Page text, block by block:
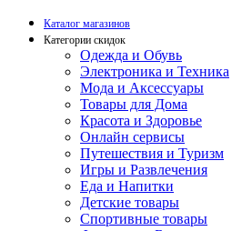
Каталог магазинов
Категории скидок
Одежда и Обувь
Электроника и Техника
Мода и Аксессуары
Товары для Дома
Красота и Здоровье
Онлайн сервисы
Путешествия и Туризм
Игры и Развлечения
Еда и Напитки
Детские товары
Спортивные товары